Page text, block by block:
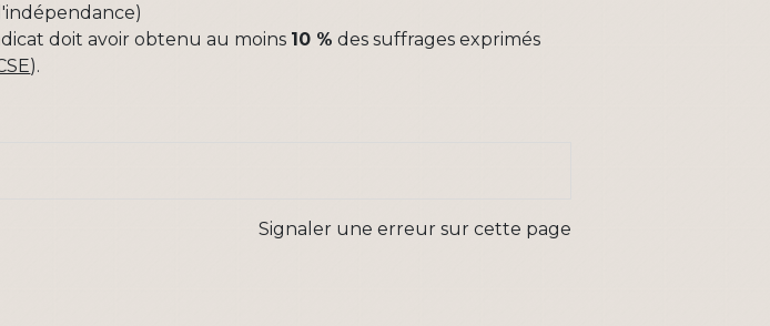
doit avoir obtenu au moins 10 % des suffrages exprimés
).
Signaler une erreur sur cette page